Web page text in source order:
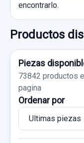
encontrarlo.
Productos
Piezas
73842 productos
pagina
Ordenar por